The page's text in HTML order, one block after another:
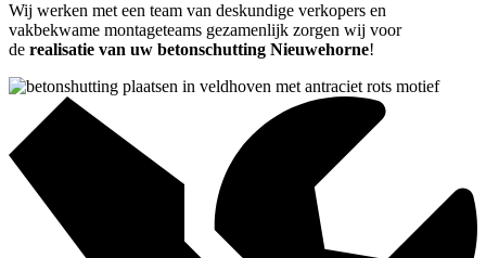
Wij werken met een team van deskundige verkopers en
vakbekwame montageteams gezamenlijk zorgen wij voor
de realisatie van uw betonschutting Nieuwehorne!